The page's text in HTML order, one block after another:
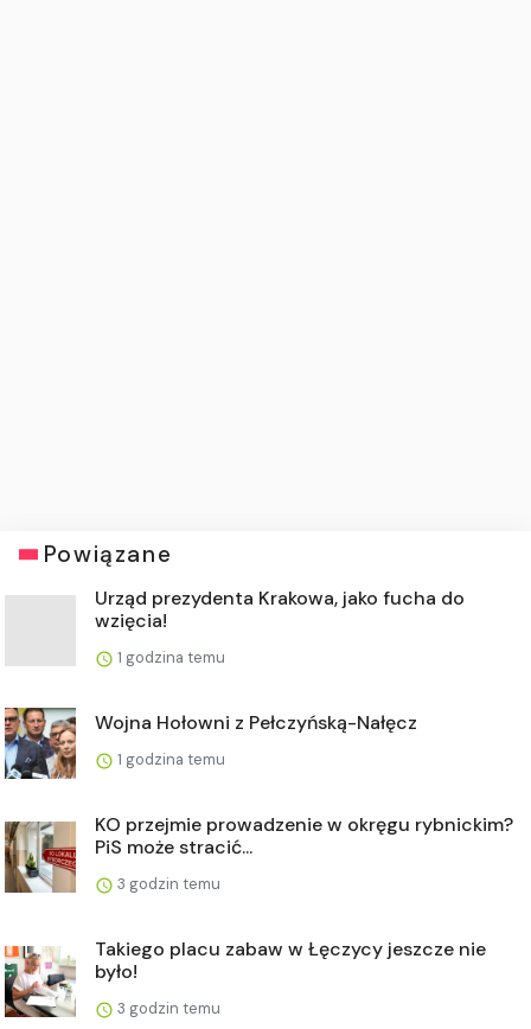
Powiązane
Urząd prezydenta Krakowa, jako fucha do
wzięcia!
1 godzina temu
Wojna Hołowni z Pełczyńską-Nałęcz
1 godzina temu
KO przejmie prowadzenie w okręgu rybnickim?
PiS może stracić...
3 godzin temu
Takiego placu zabaw w Łęczycy jeszcze nie
było!
3 godzin temu